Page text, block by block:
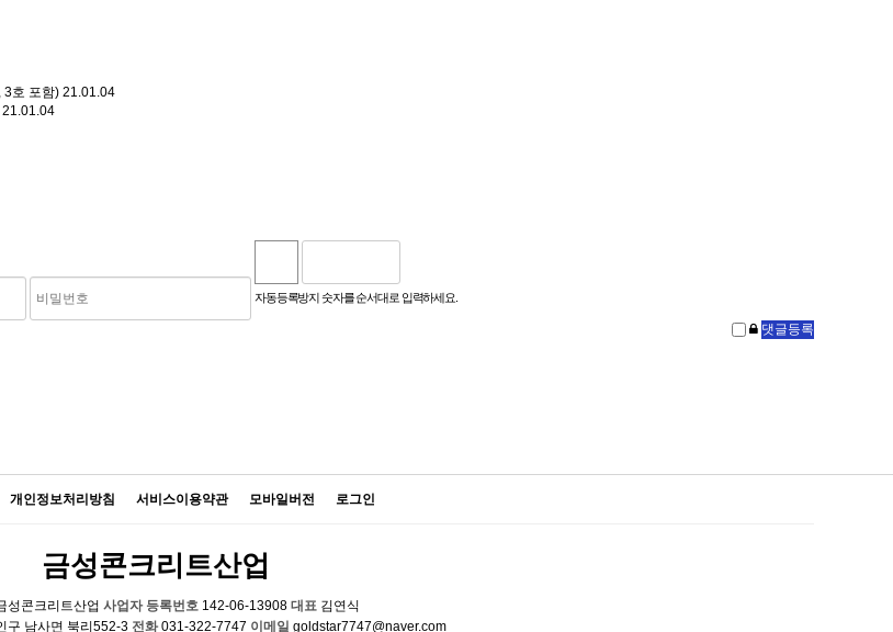
3호 포함) 21.01.04
21.01.04
자동등록방지 숫자를 순서대로 입력하세요.
개인정보처리방침 서비스이용약관 모바일버전 로그인
금성콘크리트산업
성콘크리트산업 사업자 등록번호 142-06-13908 대표 김연식
구 남사면 북리552-3 전화031-322-7747 이메일 goldstar7747@naver.com